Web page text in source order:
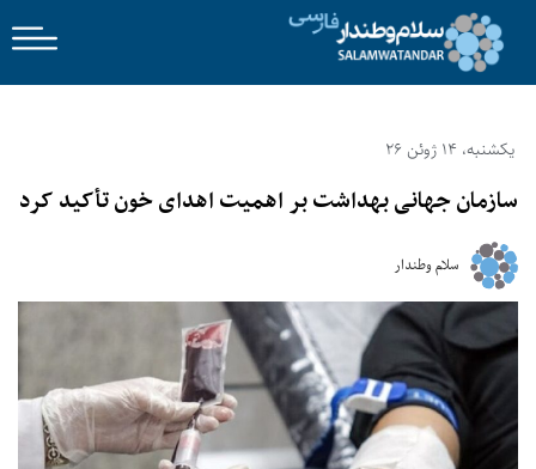
یکشنبه، 14 ژوئن 26
سازمان جهانی بهداشت بر اهمیت اهدای خون تأکید کرد
سلام وطندار